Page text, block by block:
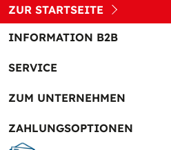
ZUR STARTSEITE
INFORMATION B2B
SERVICE
ZUM UNTERNEHMEN
ZAHLUNGSOPTIONEN